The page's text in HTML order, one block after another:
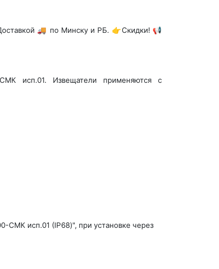
🚚 по Минску и РБ. 👉Скидки! 📢
исп.01. Извещатели применяются с
СМК исп.01 (IP68)", при установке через